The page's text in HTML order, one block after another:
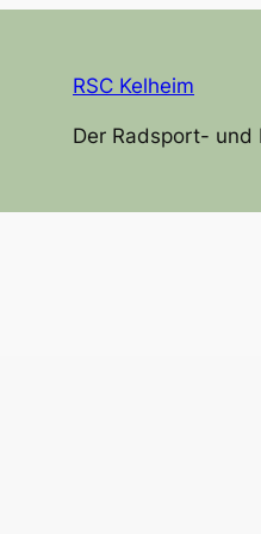
RSC Kelheim
Der Radsport- und